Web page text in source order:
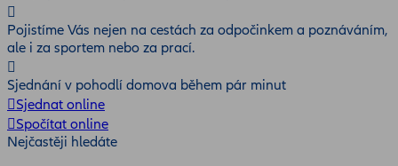
Pojistíme Vás nejen na cestách za odpočinkem a poznáváním,
ale i za sportem nebo za prací.
Sjednání v pohodlí domova během pár minut
Sjednat online
Spočítat online
Nejčastěji hledáte